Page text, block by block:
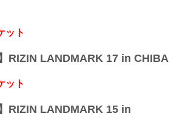
ット
RIZIN LANDMARK 17 in CHIBA
ット
RIZIN LANDMARK 15 in